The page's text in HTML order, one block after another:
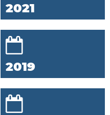
2021
2019